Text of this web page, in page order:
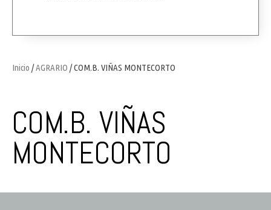
Inicio /AGRARIO / COM.B. VIÑAS MONTECORTO
COM.B. VIÑAS
MONTECORTO